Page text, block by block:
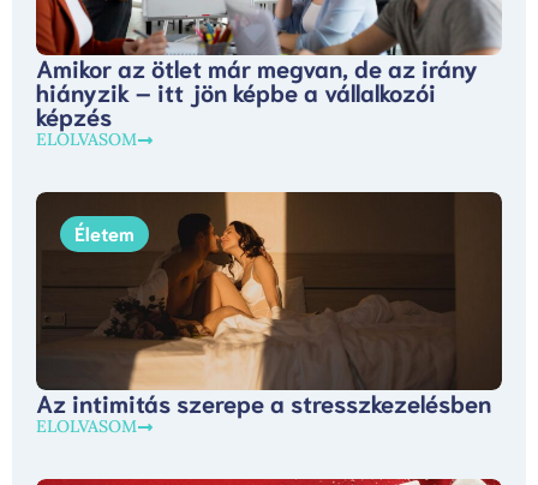
Amikor az ötlet már megvan, de az irány
hiányzik – itt jön képbe a vállalkozói
képzés
ELOLVASOM
Életem
Az intimitás szerepe a stresszkezelésben
ELOLVASOM